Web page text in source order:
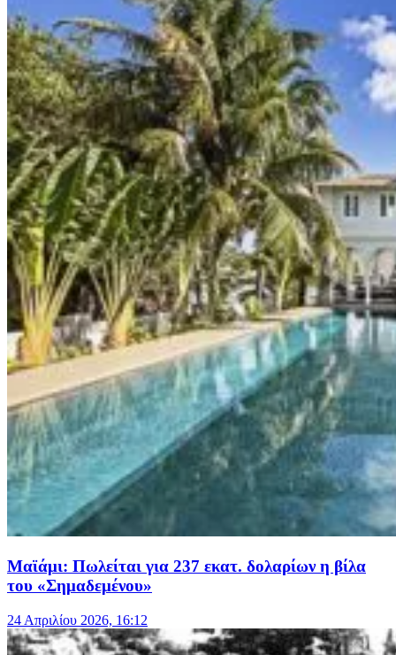
Μαϊάμι: Πωλείται για 237 εκατ. δολαρίων η βίλα
του «Σημαδεμένου»
24 Απριλίου 2026, 16:12